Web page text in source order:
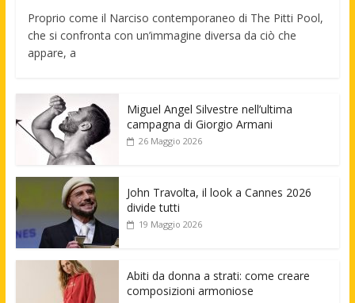
Proprio come il Narciso contemporaneo di The Pitti Pool,
che si confronta con un’immagine diversa da ciò che
appare, a
Miguel Angel Silvestre nell’ultima
campagna di Giorgio Armani
26 Maggio 2026
John Travolta, il look a Cannes 2026
divide tutti
19 Maggio 2026
Abiti da donna a strati: come creare
composizioni armoniose